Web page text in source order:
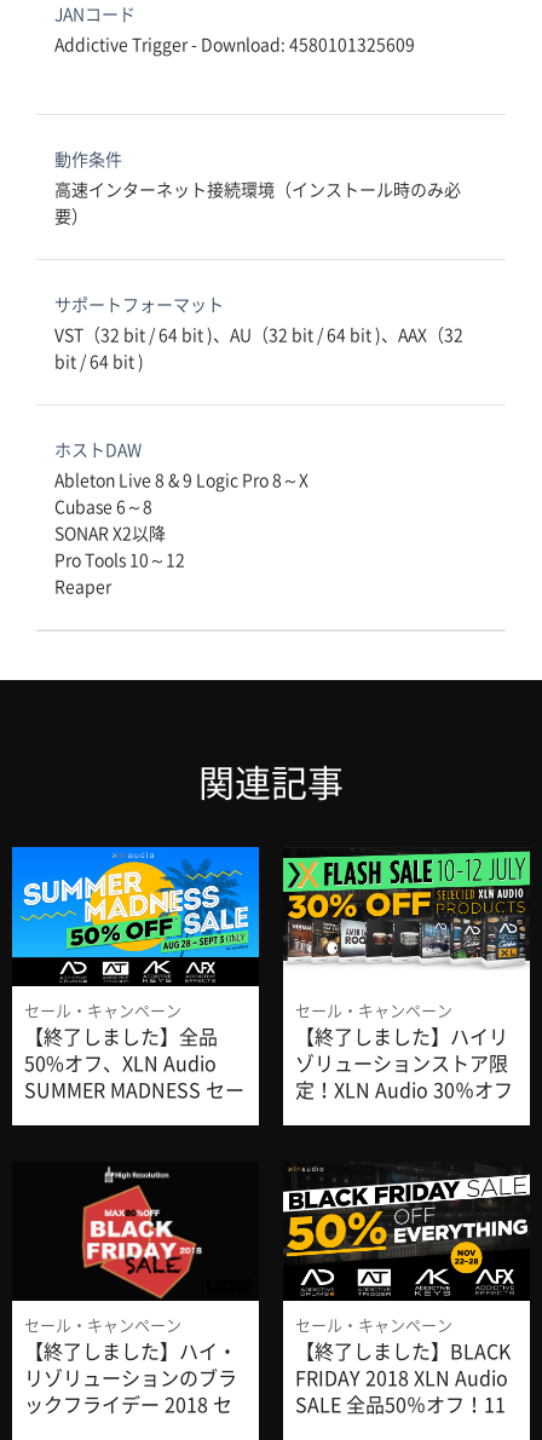
JANコード
Addictive Trigger - Download: 4580101325609
動作条件
高速インターネット接続環境（インストール時のみ必
要）
サポートフォーマット
VST（32 bit / 64 bit )、AU（32 bit / 64 bit )、AAX（32
bit / 64 bit )
ホストDAW
Ableton Live 8 & 9 Logic Pro 8～X
Cubase 6～8
SONAR X2以降
Pro Tools 10～12
Reaper
関連記事
セール・キャンペーン
【終了しました】全品
50%オフ、XLN Audio
SUMMER MADNESS セー
セール・キャンペーン
【終了しました】ハイリ
ゾリューションストア限
定！XLN Audio 30％オフ
セール・キャンペーン
【終了しました】ハイ・
リゾリューションのブラ
ックフライデー 2018 セ
セール・キャンペーン
【終了しました】BLACK
FRIDAY 2018 XLN Audio
SALE 全品50％オフ！11